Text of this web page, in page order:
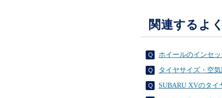
関連するよ
ホイールのインセ
タイヤサイズ・空
SUBARU XVのタ